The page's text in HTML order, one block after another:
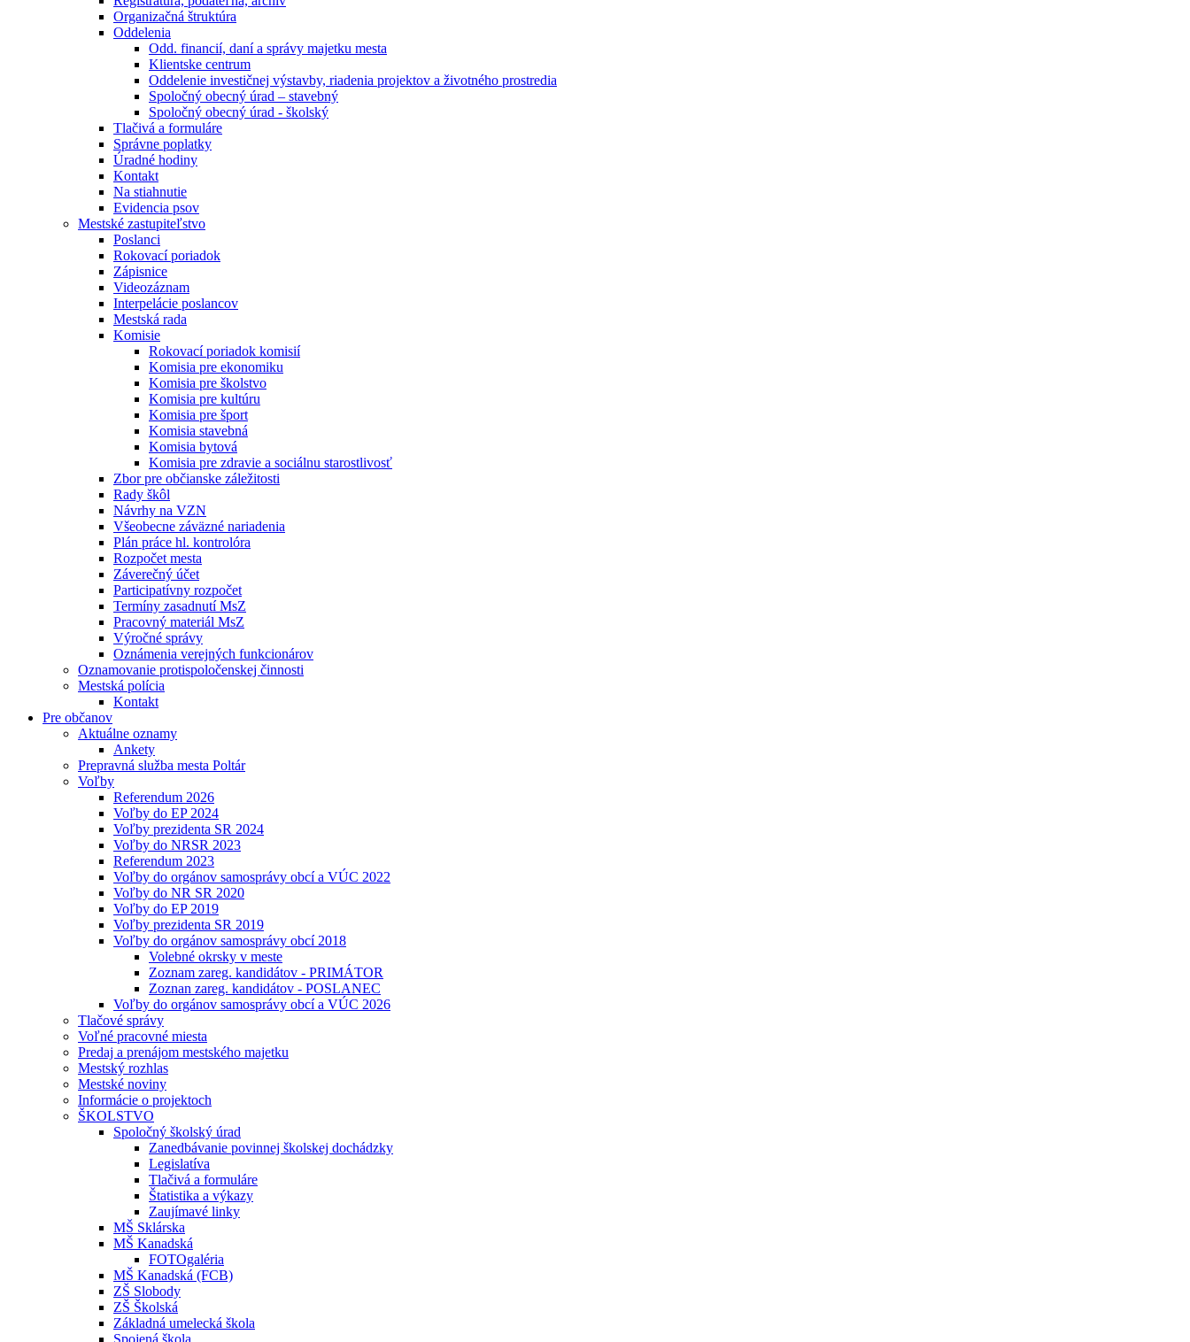
Organizačná štruktúra
Oddelenia
Odd. financií, daní a správy majetku mesta
Klientske centrum
Oddelenie investičnej výstavby, riadenia projektov a životného prostredia
Spoločný obecný úrad – stavebný
Spoločný obecný úrad - školský
Tlačivá a formuláre
Správne poplatky
Úradné hodiny
Kontakt
Na stiahnutie
Evidencia psov
Mestské zastupiteľstvo
Poslanci
Rokovací poriadok
Zápisnice
Videozáznam
Interpelácie poslancov
Mestská rada
Komisie
Rokovací poriadok komisií
Komisia pre ekonomiku
Komisia pre školstvo
Komisia pre kultúru
Komisia pre šport
Komisia stavebná
Komisia bytová
Komisia pre zdravie a sociálnu starostlivosť
Zbor pre občianske záležitosti
Rady škôl
Návrhy na VZN
Všeobecne záväzné nariadenia
Plán práce hl. kontrolóra
Rozpočet mesta
Záverečný účet
Participatívny rozpočet
Termíny zasadnutí MsZ
Pracovný materiál MsZ
Výročné správy
Oznámenia verejných funkcionárov
Oznamovanie protispoločenskej činnosti
Mestská polícia
Kontakt
Pre občanov
Aktuálne oznamy
Ankety
Prepravná služba mesta Poltár
Voľby
Referendum 2026
Voľby do EP 2024
Voľby prezidenta SR 2024
Voľby do NRSR 2023
Referendum 2023
Voľby do orgánov samosprávy obcí a VÚC 2022
Voľby do NR SR 2020
Voľby do EP 2019
Voľby prezidenta SR 2019
Voľby do orgánov samosprávy obcí 2018
Volebné okrsky v meste
Zoznam zareg. kandidátov - PRIMÁTOR
Zoznan zareg. kandidátov - POSLANEC
Voľby do orgánov samosprávy obcí a VÚC 2026
Tlačové správy
Voľné pracovné miesta
Predaj a prenájom mestského majetku
Mestský rozhlas
Mestské noviny
Informácie o projektoch
ŠKOLSTVO
Spoločný školský úrad
Zanedbávanie povinnej školskej dochádzky
Legislatíva
Tlačivá a formuláre
Štatistika a výkazy
Zaujímavé linky
MŠ Sklárska
MŠ Kanadská
FOTOgaléria
MŠ Kanadská (FCB)
ZŠ Slobody
ZŠ Školská
Základná umelecká škola
Spojená škola